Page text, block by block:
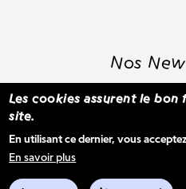
Nos
Voir les
Les cookies assurent le
site.
En utilisant ce dernier, vous
En savoir plus